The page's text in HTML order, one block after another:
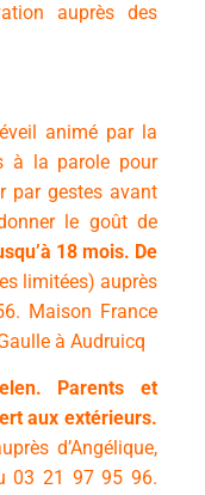
auprès des
animé par la
à la parole pour
par gestes avant
le goût de
18 mois. De
limitées) auprès
Maison France
à Audruicq
Parents et
aux extérieurs.
d’Angélique,
03 21 97 95 96.